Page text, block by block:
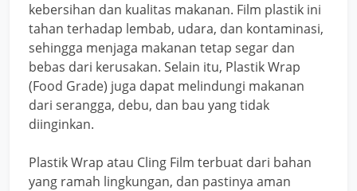
kebersihan dan kualitas makanan. Film plastik ini
tahan terhadap lembab, udara, dan kontaminasi,
sehingga menjaga makanan tetap segar dan
bebas dari kerusakan. Selain itu, Plastik Wrap
(Food Grade) juga dapat melindungi makanan
dari serangga, debu, dan bau yang tidak
diinginkan.
Plastik Wrap atau Cling Film terbuat dari bahan
yang ramah lingkungan, dan pastinya aman